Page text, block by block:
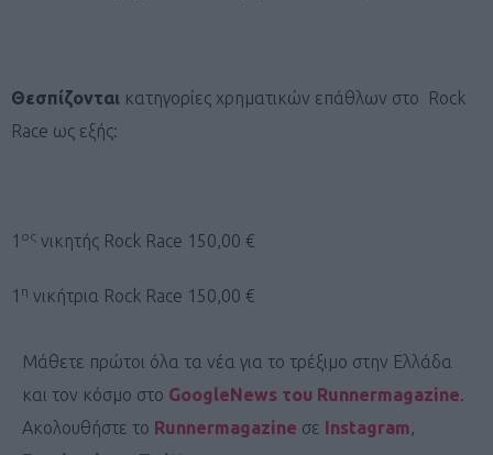
Θεσπίζονται κατηγορίες χρηματικών επάθλων στο Rock
Race ως εξής:
1 ος νικητής Rock Race 150,00 €
1 η νικήτρια Rock Race 150,00 €
Μάθετε πρώτοι όλα τα νέα για το τρέξιμο στην Ελλάδα
και τον κόσμο στο GoogleNews του Runnermagazine.
Ακολουθήστε το Runnermagazine σε Instagram,